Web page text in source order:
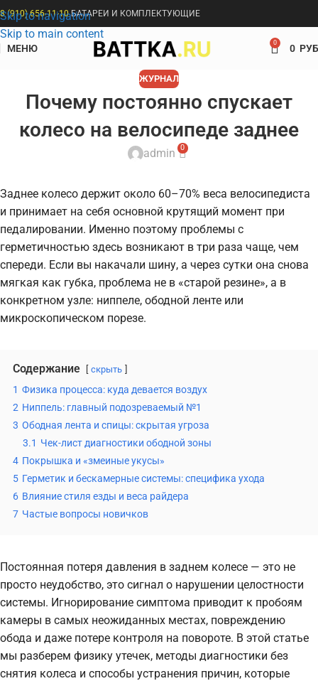
Skip to navigation
Skip to main content
8 (910) 656-11-10БАТАРЕИ И КОМПЛЕКТУЮЩИЕ
МЕНЮ 0 0
ЖУРНАЛ
Почему постоянно спускает
колесо на велосипеде заднее
admin 0
Заднее колесо держит около 60–70% веса велосипедиста
и принимает на себя основной крутящий момент при
педалировании. Именно поэтому проблемы с
герметичностью здесь возникают в три раза чаще, чем
спереди. Если вы накачали шину, а через сутки она снова
мягкая как губка, проблема не в «старой резине», а в
конкретном узле: ниппеле, ободной ленте или
микроскопическом порезе.
Содержание скрыть
1 Физика процесса: куда девается воздух
2 Ниппель: главный подозреваемый №1
3 Ободная лента и спицы: скрытая угроза
3.1 Чек-лист диагностики ободной зоны
4 Покрышка и «змеиные укусы»
5 Герметик и бескамерные системы: специфика ухода
6 Влияние стиля езды и веса райдера
7 Частые вопросы новичков
Постоянная потеря давления в заднем колесе — это не
просто неудобство, это сигнал о нарушении целостности
системы. Игнорирование симптома приводит к пробоям
камеры в самых неожиданных местах, повреждению
обода и даже потере контроля на повороте. В этой статье
мы разберем физику утечек, методы диагностики без
снятия колеса и способы устранения причин, которые